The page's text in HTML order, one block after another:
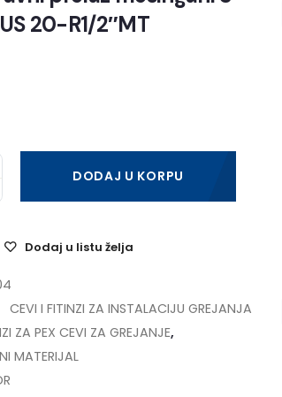
20-R1/2″MT
DODAJ U KORPU
Dodaj u listu želja
CEVI I FITINZI ZA INSTALACIJU GREJANJA
ZA PEX CEVI ZA GREJANJE,
MATERIJAL